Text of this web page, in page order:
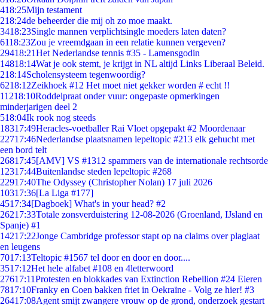
418:25Mijn testament
218:24de beheerder die mij oh zo moe maakt.
3418:23Single mannen verplichtsingle moeders laten daten?
6118:23Zou je vreemdgaan in een relatie kunnen vergeven?
29418:21Het Nederlandse tennis #35 - Lamensgodin
14818:14Wat je ook stemt, je krijgt in NL altijd Links Liberaal Beleid.
218:14Scholensysteem tegenwoordig?
6218:12Zeikhoek #12 Het moet niet gekker worden # echt !!
11218:10Roddelpraat onder vuur: ongepaste opmerkingen
minderjarigen deel 2
518:04Ik rook nog steeds
18317:49Heracles-voetballer Rai Vloet opgepakt #2 Moordenaar
22717:46Nederlandse plaatsnamen lepeltopic #213 elk gehucht met
een bord telt
26817:45[AMV] VS #1312 spammers van de internationale rechtsorde
12317:44Buitenlandse steden lepeltopic #268
22917:40The Odyssey (Christopher Nolan) 17 juli 2026
10317:36[La Liga #177]
4517:34[Dagboek] What's in your head? #2
26217:33Totale zonsverduistering 12-08-2026 (Groenland, IJsland en
Spanje) #1
14217:22Jonge Cambridge professor stapt op na claims over plagiaat
en leugens
7017:13Teltopic #1567 tel door en door en door....
3517:12Het hele alfabet #108 en 4letterwoord
27617:11Protesten en blokkades van Extinction Rebellion #24 Eieren
7817:10Franky en Coen bakken friet in Oekraïne - Volg ze hier! #3
26417:08Agent smijt zwangere vrouw op de grond, onderzoek gestart